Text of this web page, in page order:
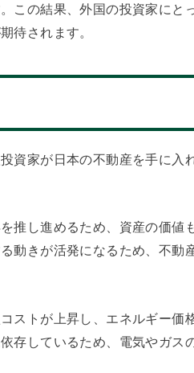
この結果、外国の投資家にと
待されます。
資家が日本の不動産を手に入
推し進めるため、資産の価値
動きが活発になるため、不動
ストが上昇し、エネルギー価
存しているため、電気やガス